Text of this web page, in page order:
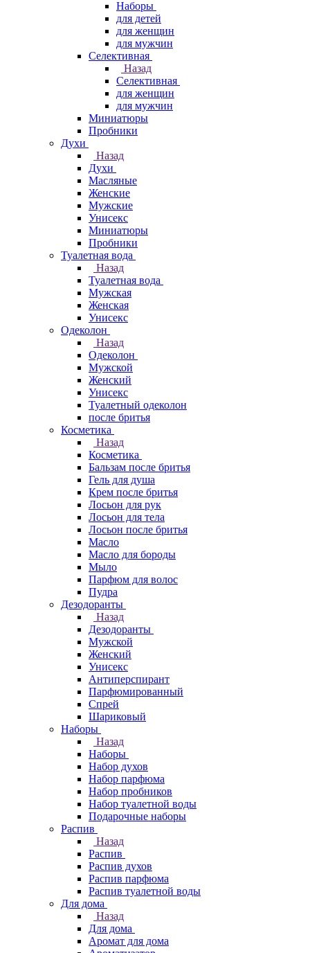
Наборы
для детей
для женщин
для мужчин
Селективная
Назад
Селективная
для женщин
для мужчин
Миниатюры
Пробники
Духи
Назад
Духи
Масляные
Женские
Мужские
Унисекс
Миниатюры
Пробники
Туалетная вода
Назад
Туалетная вода
Мужская
Женская
Унисекс
Одеколон
Назад
Одеколон
Мужской
Женский
Унисекс
Туалетный одеколон
после бритья
Косметика
Назад
Косметика
Бальзам после бритья
Гель для душа
Крем после бритья
Лосьон для рук
Лосьон для тела
Лосьон после бритья
Масло
Масло для бороды
Мыло
Парфюм для волос
Пудра
Дезодоранты
Назад
Дезодоранты
Мужской
Женский
Унисекс
Антиперспирант
Парфюмированный
Спрей
Шариковый
Наборы
Назад
Наборы
Набор духов
Набор парфюма
Набор пробников
Набор туалетной воды
Подарочные наборы
Распив
Назад
Распив
Распив духов
Распив парфюма
Распив туалетной воды
Для дома
Назад
Для дома
Аромат для дома